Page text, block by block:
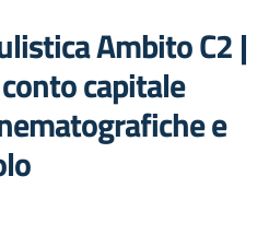
Ambito C2 |
capitale
e